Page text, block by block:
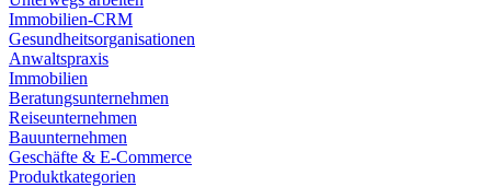
Immobilien-CRM
Gesundheitsorganisationen
Anwaltspraxis
Immobilien
Beratungsunternehmen
Reiseunternehmen
Bauunternehmen
Geschäfte & E-Commerce
Produktkategorien